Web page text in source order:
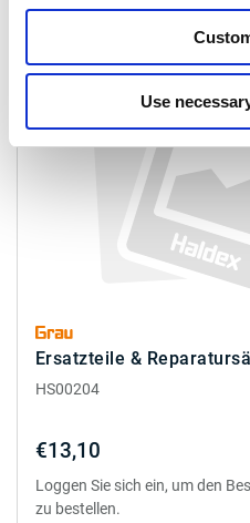
Use
Ersatzteile &
HS00204
€13,10
Loggen Sie sich ein, um den
zu bestellen.